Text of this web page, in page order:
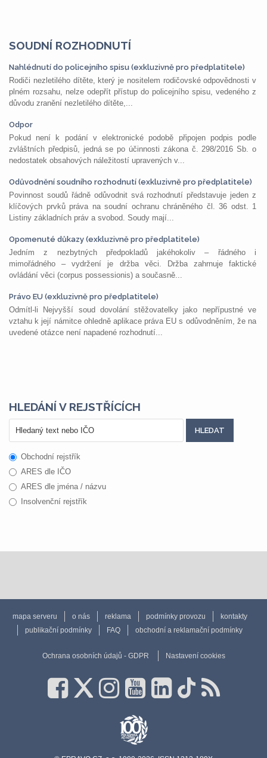
SOUDNÍ ROZHODNUTÍ
Nahlédnutí do policejního spisu (exkluzivně pro předplatitele)
Rodiči nezletilého dítěte, který je nositelem rodičovské odpovědnosti v
plném rozsahu, nelze odepřít přístup do policejního spisu, vedeného z
důvodu zranění nezletilého dítěte,...
Odpor
Pokud není k podání v elektronické podobě připojen podpis podle
zvláštních předpisů, jedná se po účinnosti zákona č. 298/2016 Sb. o
nedostatek obsahových náležitostí upravených v...
Odůvodnění soudního rozhodnutí (exkluzivně pro předplatitele)
Povinnost soudů řádně odůvodnit svá rozhodnutí představuje jeden z
klíčových prvků práva na soudní ochranu chráněného čl. 36 odst. 1
Listiny základních práv a svobod. Soudy mají...
Opomenuté důkazy (exkluzivně pro předplatitele)
Jedním z nezbytných předpokladů jakéhokoliv – řádného i
mimořádného – vydržení je držba věci. Držba zahrnuje faktické
ovládání věci (corpus possessionis) a současně...
Právo EU (exkluzivně pro předplatitele)
Odmítl-li Nejvyšší soud dovolání stěžovatelky jako nepřípustné ve
vztahu k její námitce ohledně aplikace práva EU s odůvodněním, že na
uvedené otázce není napadené rozhodnutí...
HLEDÁNÍ V REJSTŘÍCÍCH
Obchodní rejstřík
ARES dle IČO
ARES dle jména / názvu
Insolvenční rejstřík
mapa serveru o nás reklama podmínky provozu
kontakty
publikační podmínky
FAQ obchodní a reklamační podmínky
Ochrana osobních údajů - GDPR Nastavení cookies